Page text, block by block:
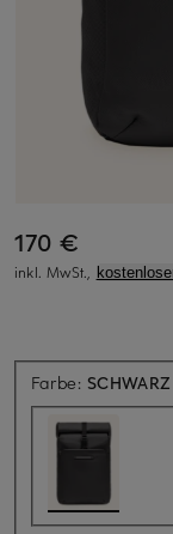
170 €
inkl. MwSt.,
Farbe: SCHWARZ